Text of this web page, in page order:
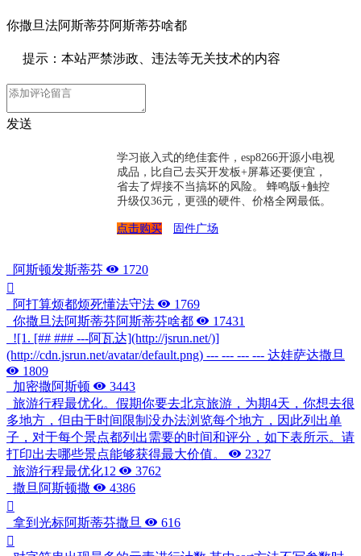
你撒旦法阿斯蒂芬阿斯蒂芬啥都
提示：本站严禁涉政、违法等无关技术的内容
发送
学习嵌入式的绝佳套件，esp8266开源小电视
成品，比自己去买开发板+屏幕还要便宜，
省去了焊接不当搞坏的风险。 蜂鸣版+触控
升级仅36元，更强的硬件、价格全网最低。
点击购买 固件广场
阿斯顿发斯蒂芬 1720
阿打算烦都烦死懂法守法
1769
你撒旦法阿斯蒂芬阿斯蒂芬啥都
17431
![1. [## ### ---阿瓦达](http://jsrun.net/)]
(http://cdn.jsrun.net/avatar/default.png) --- --- --- --- 达娃萨达撒旦
1809
加密撒阿斯顿
3443
旅游行程最优化。假期你要去北京旅游，为期4天，你想去很
多地方，但由于时间限制没办法浏览每个地方，因此列出单
子，对于每个景点都列出需要的时间和评分，如下表所示。请
打印出去哪些景点能够获得最大价值。
2327
旅游行程最优化12
3762
撒旦阿斯顿撒
4386
拿到光标阿斯蒂芬撒旦 616